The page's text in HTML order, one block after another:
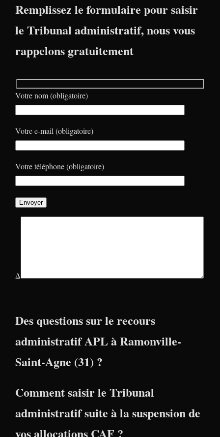
Remplissez le formulaire pour saisir
le Tribunal administratif, nous vous
rappelons gratuitement
Votre nom (obligatoire)
Votre e-mail (obligatoire)
Votre téléphone (obligatoire)
Δ
Des questions sur le recours
administratif APL à Ramonville-
Saint-Agne (31) ?
Comment saisir le Tribunal
administratif suite à la suspension de
vos allocations CAF ?